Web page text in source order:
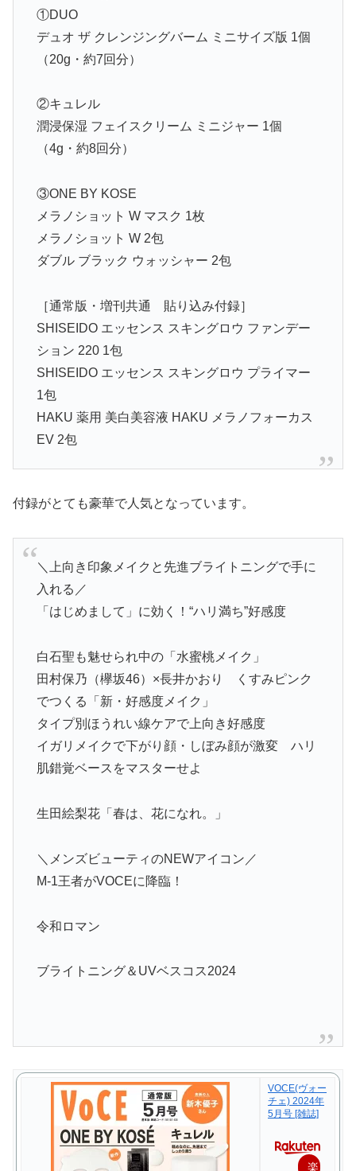
①DUO
デュオ ザ クレンジングバーム ミニサイズ版 1個
（20g・約7回分）
②キュレル
潤浸保湿 フェイスクリーム ミニジャー 1個
（4g・約8回分）
③ONE BY KOSE
メラノショット W マスク 1枚
メラノショット W 2包
ダブル ブラック ウォッシャー 2包
［通常版・増刊共通 貼り込み付録］
SHISEIDO エッセンス スキングロウ ファンデー
ション 220 1包
SHISEIDO エッセンス スキングロウ プライマー
1包
HAKU 薬用 美白美容液 HAKU メラノフォーカス
EV 2包
付録がとても豪華で人気となっています。
＼上向き印象メイクと先進ブライトニングで手に
入れる／
「はじめまして」に効く！“ハリ満ち”好感度
白石聖も魅せられ中の「水蜜桃メイク」
田村保乃（欅坂46）×長井かおり くすみピンク
でつくる「新・好感度メイク」
タイプ別ほうれい線ケアで上向き好感度
イガリメイクで下がり顔・しぼみ顔が激変 ハリ
肌錯覚ベースをマスターせよ
生田絵梨花「春は、花になれ。」
＼メンズビューティのNEWアイコン／
M-1王者がVOCEに降臨！
令和ロマン
ブライトニング＆UVベスコス2024
VOCE(ヴォー
チェ) 2024年
5月号 [雑誌]
楽